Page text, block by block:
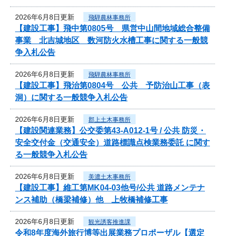
2026年6月8日更新 飛騨農林事務所
【建設工事】飛中第0805号 県営中山間地域総合整備
事業 北吉城地区 数河防火水槽工事に関する一般競
争入札公告
2026年6月8日更新 飛騨農林事務所
【建設工事】飛治第0804号 公共 予防治山工事（表
洞）に関する一般競争入札公告
2026年6月8日更新 郡上土木事務所
【建設関連業務】公交委第43-A012-1号 / 公共 防災・
安全交付金（交通安全）道路標識点検業務委託 に関す
る一般競争入札公告
2026年6月8日更新 美濃土木事務所
【建設工事】維工第MK04-03他号/公共 道路メンテナ
ンス補助（橋梁補修）他 上牧橋補修工事
2026年6月8日更新 観光誘客推進課
令和8年度海外旅行博等出展業務プロポーザル【選定